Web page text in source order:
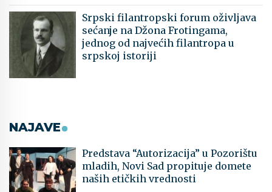
Srpski filantropski forum oživljava
sećanje na Džona Frotingama,
jednog od najvećih filantropa u
srpskoj istoriji
NAJAVE
Predstava “Autorizacija” u Pozorištu
mladih, Novi Sad propituje domete
naših etičkih vrednosti